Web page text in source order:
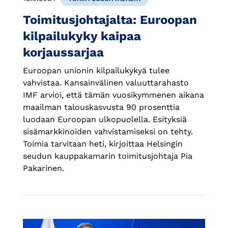
Toimitusjohtajalta: Euroopan
kilpailukyky kaipaa
korjaussarjaa
Euroopan unionin kilpailukykyä tulee
vahvistaa. Kansainvälinen valuuttarahasto
IMF arvioi, että tämän vuosikymmenen aikana
maailman talouskasvusta 90 prosenttia
luodaan Euroopan ulkopuolella. Esityksiä
sisämarkkinoiden vahvistamiseksi on tehty.
Toimia tarvitaan heti, kirjoittaa Helsingin
seudun kauppakamarin toimitusjohtaja Pia
Pakarinen.